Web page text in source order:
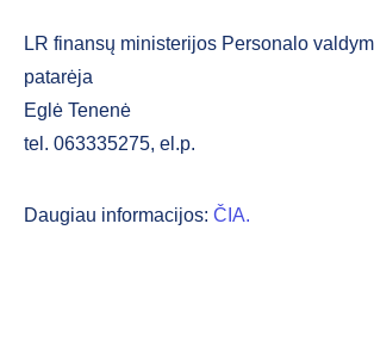
LR finansų ministerijos Personalo
patarėja
Eglė Tenenė
tel. 063335275, el.p.
Daugiau informacijos: ČIA.